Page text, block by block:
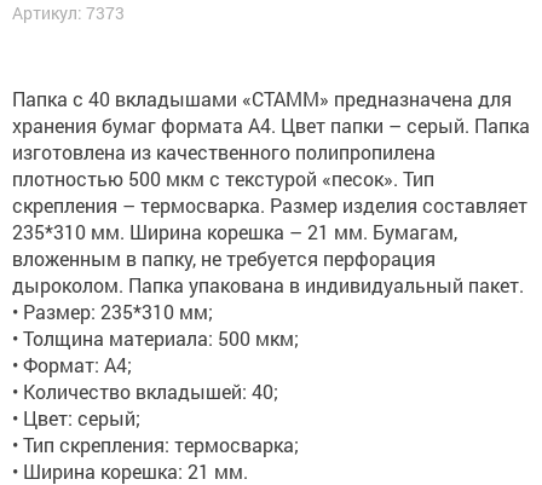
Артикул: 7373
Папка с 40 вкладышами «СТАММ» предназначена для
хранения бумаг формата А4. Цвет папки – серый. Папка
изготовлена из качественного полипропилена
плотностью 500 мкм с текстурой «песок». Тип
скрепления – термосварка. Размер изделия составляет
235*310 мм. Ширина корешка – 21 мм. Бумагам,
вложенным в папку, не требуется перфорация
дыроколом. Папка упакована в индивидуальный пакет.
• Размер: 235*310 мм;
• Толщина материала: 500 мкм;
• Формат: А4;
• Количество вкладышей: 40;
• Цвет: серый;
• Тип скрепления: термосварка;
• Ширина корешка: 21 мм.